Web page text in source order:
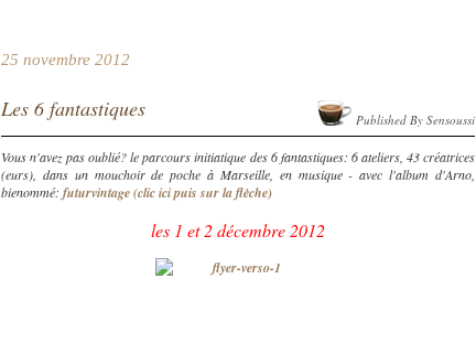
25 novembre 2012
Les 6 fantastiques
Vous n'avez pas oublié? le parcours initiatique des 6 fantastiques: 6 ateliers, 43 créatrices
(eurs), dans un mouchoir de poche à Marseille, en musique - avec l'album d'Arno,
bienommé: futurvintage (clic ici puis sur la flèche)
les 1 et 2 décembre 2012
Published By Sensoussi